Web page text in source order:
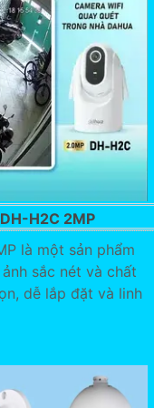
H2C 2MP
là một sản phẩm
sắc nét và chất
dễ lắp đặt và linh